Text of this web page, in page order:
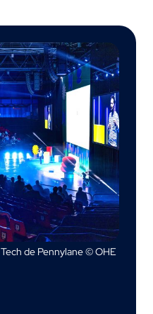
de Pennylane © OHE